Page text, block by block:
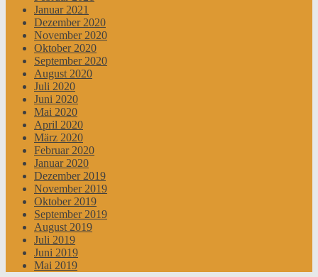
Januar 2021
Dezember 2020
November 2020
Oktober 2020
September 2020
August 2020
Juli 2020
Juni 2020
Mai 2020
April 2020
März 2020
Februar 2020
Januar 2020
Dezember 2019
November 2019
Oktober 2019
September 2019
August 2019
Juli 2019
Juni 2019
Mai 2019